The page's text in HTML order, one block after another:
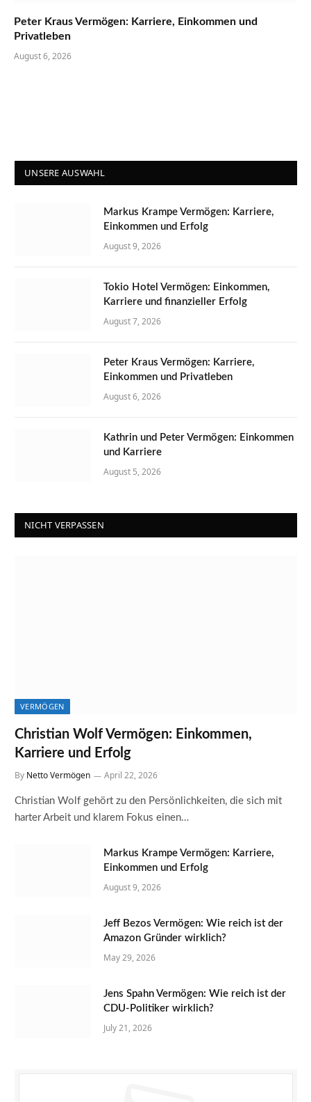
Peter Kraus Vermögen: Karriere, Einkommen und
Privatleben
August 6, 2026
UNSERE AUSWAHL
Markus Krampe Vermögen: Karriere,
Einkommen und Erfolg
August 9, 2026
Tokio Hotel Vermögen: Einkommen,
Karriere und finanzieller Erfolg
August 7, 2026
Peter Kraus Vermögen: Karriere,
Einkommen und Privatleben
August 6, 2026
Kathrin und Peter Vermögen: Einkommen
und Karriere
August 5, 2026
NICHT VERPASSEN
VERMÖGEN
Christian Wolf Vermögen: Einkommen,
Karriere und Erfolg
By Netto Vermögen April 22, 2026
Christian Wolf gehört zu den Persönlichkeiten, die sich mit
harter Arbeit und klarem Fokus einen…
Markus Krampe Vermögen: Karriere,
Einkommen und Erfolg
August 9, 2026
Jeff Bezos Vermögen: Wie reich ist der
Amazon Gründer wirklich?
May 29, 2026
Jens Spahn Vermögen: Wie reich ist der
CDU-Politiker wirklich?
July 21, 2026